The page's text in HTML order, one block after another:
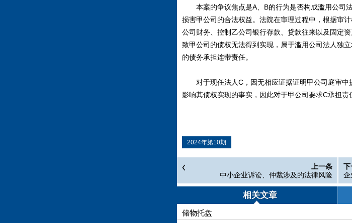
本案的争议焦点是A、B的行为是否构成滥用公司
损害甲公司的合法权益。法院在审理过程中，根据审
公司财务、控制乙公司银行存款、贷款往来以及固定
致甲公司的债权无法得到实现，属于滥用公司法人独
的债务承担连带责任。
对于现任法人C，因无相应证据证明甲公司庭审中
影响其债权实现的事实，因此对于甲公司要求C承担责
2024年第10期
上一条
中小企业诉讼、仲裁涉及的法律风险
下
企
相关文章
储物托盘